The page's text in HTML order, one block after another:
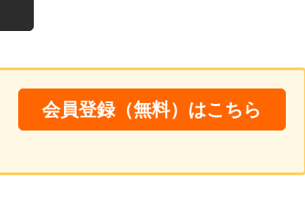
会員登録（無料）はこちら